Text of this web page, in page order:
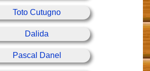
Toto Cutugno
Dalida
Pascal Danel